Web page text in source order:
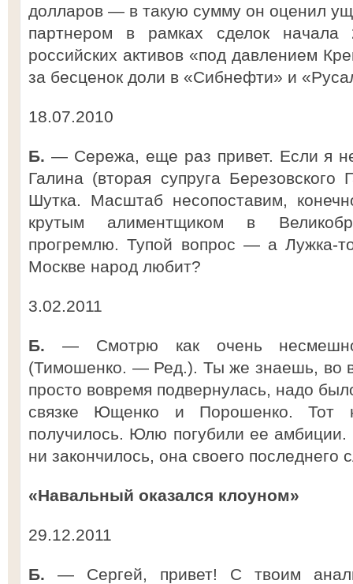
долларов — в такую сумму он оценил
партнером в рамках сделок
российских активов «под давлением
за бесценок доли в «Сибнефти» и
18.07.2010
Б. — Сережа, еще раз привет. Если я
Галина (вторая супруга
Шутка. Масштаб несопоставим,
крутым алиментщиком в
прогремлю. Тупой вопрос — а
Москве народ любит?
3.02.2011
Б. — Смотрю как очень
(Тимошенко. — Ред.). Ты же знаешь, во
просто вовремя подвернулась, надо
связке Ющенко и Порошенко. Тот
получилось. Юлю погубили ее
ни закончилось, она своего последнего
«Навальный оказался клоуном»
29.12.2011
Б. — Сергей, привет! С твоим